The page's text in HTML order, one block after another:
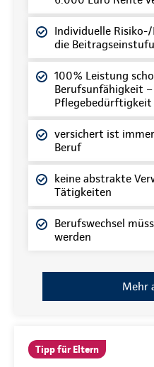
Individuelle
die
100% Leistung
Berufsunfähigkeit –
Pflegebedürftigkeit
versichert ist
Beruf
keine abstrakte
Tätigkeiten
Berufswechsel
werden
Mehr
Tipp für Eltern